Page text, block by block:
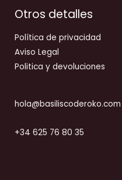
Otros detalles
Política de privacidad
Aviso Legal
Politica y devoluciones
hola@basiliscoderoko.com
+34 625 76 80 35